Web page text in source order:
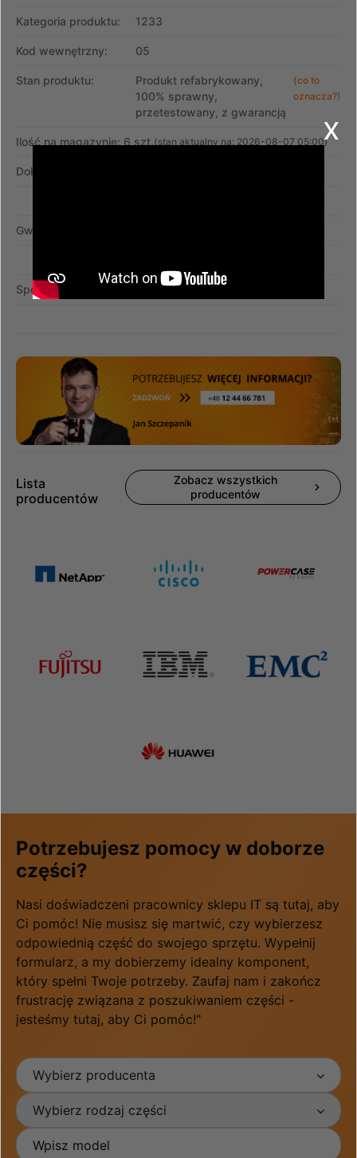
Kategoria produktu: 1233
Kod wewnętrzny: 05
Stan produktu:
Produkt refabrykowany,
100% sprawny,
przetestowany, z gwarancją
(co to
oznacza?)
Ilość na magazynie: 6 szt.(stan aktualny na: 2026-08-07 05:00)
Dokument zakupu:
Gwarancja:
Sposób dostawy: przesyłka kurierska
Lista
producentów
Zobacz wszystkich
producentów
Potrzebujesz pomocy w doborze
części?
Nasi doświadczeni pracownicy sklepu IT są tutaj, aby
Ci pomóc! Nie musisz się martwić, czy wybierzesz
odpowiednią część do swojego sprzętu. Wypełnij
formularz, a my dobierzemy idealny komponent,
który spełni Twoje potrzeby. Zaufaj nam i zakończ
frustrację związana z poszukiwaniem części -
jesteśmy tutaj, aby Ci pomóc!"
Wybierz producenta
Wybierz rodzaj części
x